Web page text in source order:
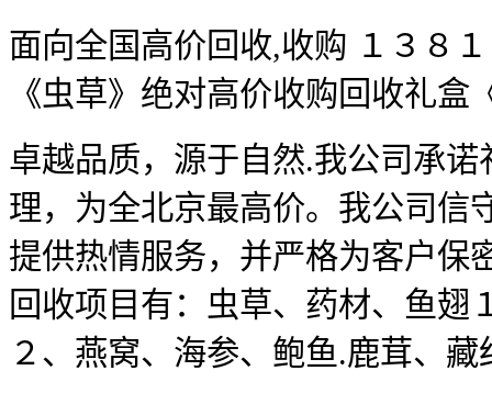
面向全国高价回收,收购 １
《虫草》绝对高价收购回
卓越品质，源于自然.我公司承
理，为全北京最高价。我公司信
提供热情服务，并严格为
回收项目有：虫草、药材、鱼翅
２、燕窝、海参、鲍鱼.鹿